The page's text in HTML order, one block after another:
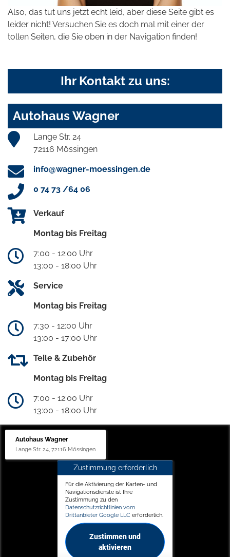
Also, das tut uns jetzt echt leid, aber diese Seite gibt es
leider nicht! Versuchen Sie es doch mal mit einer der
tollen Seiten, die Sie oben in der Navigation finden!
Ihr Kontakt zu uns:
Autohaus Wagner
Lange Str. 24
72116 Mössingen
info@wagner-moessingen.de
0 74 73 /64 06
Verkauf
Montag bis Freitag
7:00 - 12:00 Uhr
13:00 - 18:00 Uhr
Service
Montag bis Freitag
7:30 - 12:00 Uhr
13:00 - 17:00 Uhr
Teile & Zubehör
Montag bis Freitag
7:00 - 12:00 Uhr
13:00 - 18:00 Uhr
Autohaus Wagner
Lange Str. 24, 72116 Mössingen
Zustimmung erforderlich
Für die Aktivierung der Karten- und
Navigationsdienste ist Ihre
Zustimmung zu den
Datenschutzrichtlinien vom
Drittanbieter Google LLC erforderlich.
Zustimmen und
aktivieren